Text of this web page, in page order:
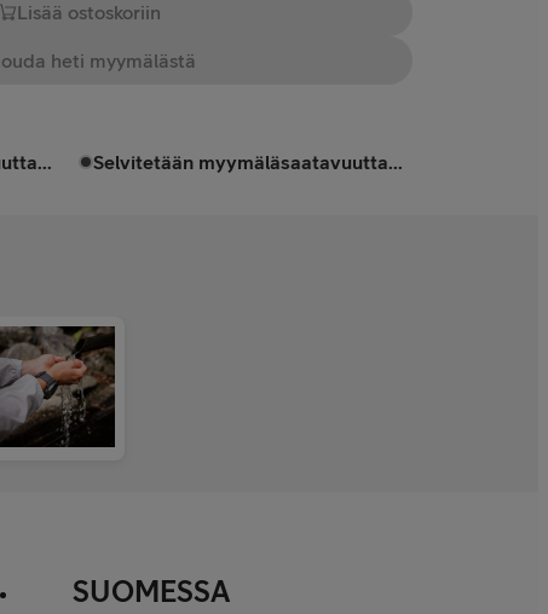
Lisää ostoskoriin
heti myymälästä
Selvitetään myymäläsaatavuutta...
SUOMESSA